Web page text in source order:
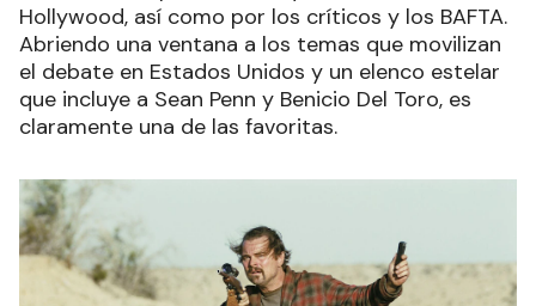
Hollywood, así como por los críticos y los BAFTA.
Abriendo una ventana a los temas que movilizan
el debate en Estados Unidos y un elenco estelar
que incluye a Sean Penn y Benicio Del Toro, es
claramente una de las favoritas.